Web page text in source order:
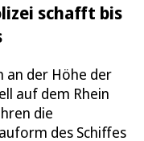
schafft bis
an der Höhe der
auf dem Rhein
die
des Schiffes